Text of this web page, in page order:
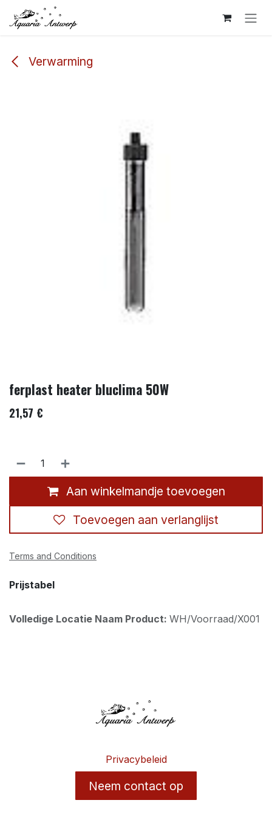
Overslaan naar inhoud
Verwarming
ferplast heater bluclima 50W
21,57 €
Aan winkelmandje toevoegen
Toevoegen aan verlanglijst
Terms and Conditions
Prijstabel
Volledige Locatie Naam Product: WH/Voorraad/X001
Privacybeleid
Neem contact op